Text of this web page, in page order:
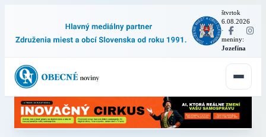
štvrtok
6.08.2026
·
meniny:
Jozefína